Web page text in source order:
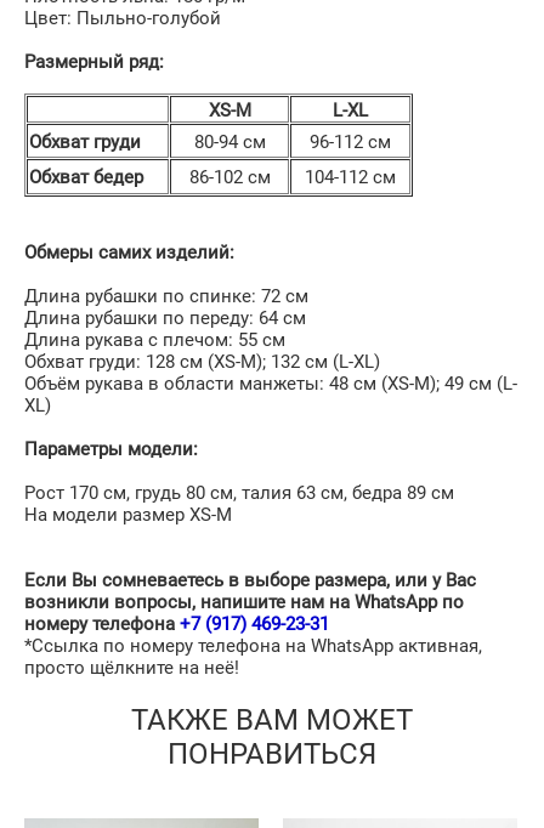
Цвет: Пыльно-голубой
Размерный ряд:
XS-M
L-XL
Обхват груди
80-94 см
96-112 см
Обхват бедер
86-102 см 104-112 см
Обмеры самих изделий:
Длина рубашки по спинке: 72 см
Длина рубашки по переду: 64 см
Длина рукава с плечом: 55 см
Обхват груди: 128 см (XS-М); 132 cм (L-XL)
Объём рукава в области манжеты: 48 см (XS-М); 49 cм (L-
XL)
Параметры модели:
Рост 170 см, грудь 80 см, талия 63 см, бедра 89 см
На модели размер XS-M
Если Вы сомневаетесь в выборе размера, или у Вас
возникли вопросы, напишите нам на WhatsApp по
номеру телефона +7 (917) 469-23-31
*Ссылка по номеру телефона на WhatsApp активная,
просто щёлкните на неё!
ТАКЖЕ ВАМ МОЖЕТ
ПОНРАВИТЬСЯ